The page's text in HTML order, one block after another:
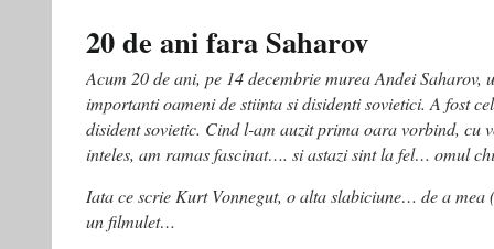
20 de ani fara Saharov
Acum 20 de ani, pe 14 decembrie murea Andei Saharov,
importanti oameni de stiinta si disidenti sovietici. A fost
disident sovietic. Cind l-am auzit prima oara vorbind, cu
inteles, am ramas fascinat…. si astazi sint la fel… omul
Iata ce scrie Kurt Vonnegut, o alta slabiciune… de a
un filmulet…